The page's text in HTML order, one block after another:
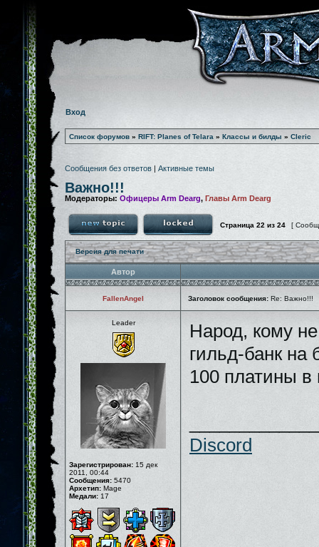
Вход
Список форумов » RIFT: Planes of Telara » Классы и билды » Cleric
Сообщения без ответов | Активные темы
Важно!!!
Модераторы: Офицеры Arm Dearg, Главы Arm Dearg
Страница 22 из 24 [
Версия для печати
Автор
FallenAngel Заголовок сообщения: Re: Важно!!!
Leader
Зарегистрирован: 15 дек
2011, 00:44
Сообщения: 5470
Архетип: Mage
Медали: 17
Народ, кому
гильд-банк на
100 платины
Discord